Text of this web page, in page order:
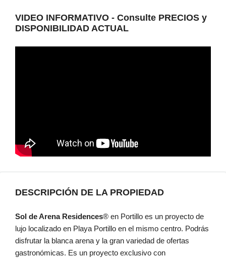
VIDEO INFORMATIVO - Consulte PRECIOS y
DISPONIBILIDAD ACTUAL
DESCRIPCIÓN DE LA PROPIEDAD
Sol de Arena Residences®️ en Portillo es un proyecto de
lujo localizado en Playa Portillo en el mismo centro. Podrás
disfrutar la blanca arena y la gran variedad de ofertas
gastronómicas. Es un proyecto exclusivo con